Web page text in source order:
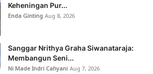
Keheningan Pur...
Enda GintingAug 8, 2026
Sanggar Nrithya Graha Siwanataraja:
Membangun Seni...
Ni Made Indri CahyaniAug 7, 2026